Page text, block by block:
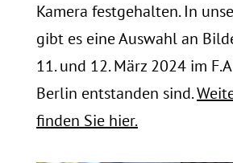
Kamera festgehalten. In
gibt es eine Auswahl an
11. und 12. März 2024 im
Berlin entstanden sind.
finden Sie hier.